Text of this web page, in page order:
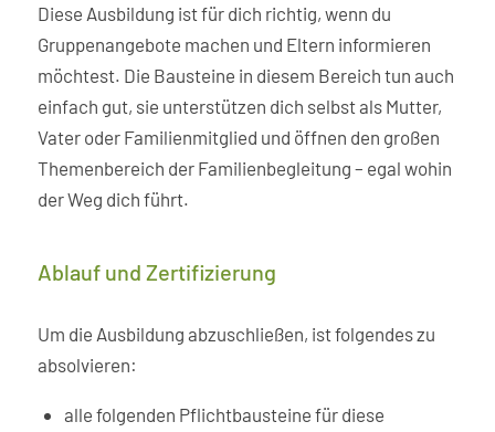
Diese Ausbildung ist für dich richtig, wenn du
Gruppenangebote machen und Eltern informieren
möchtest. Die Bausteine in diesem Bereich tun auch
einfach gut, sie unterstützen dich selbst als Mutter,
Vater oder Familienmitglied und öffnen den großen
Themenbereich der Familienbegleitung – egal wohin
der Weg dich führt.
Ablauf und Zertifizierung
Um die Ausbildung abzuschließen, ist folgendes zu
absolvieren:
alle folgenden Pflichtbausteine für diese